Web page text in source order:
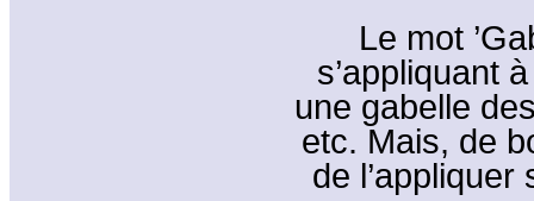
Le mot
s’appliquant
une gabelle
etc. Mais, de
de l’appliquer